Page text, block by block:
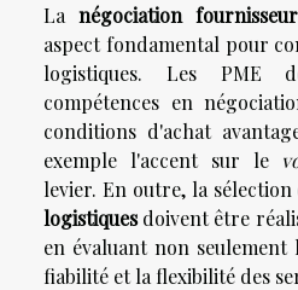
La négociation
aspect fondamental pour
logistiques. Les PME
compétences en
conditions d'achat
exemple l'accent sur le
levier. En outre, la sélection
logistiquesdoivent être
en évaluant non seulement
fiabilité et la flexibilité des